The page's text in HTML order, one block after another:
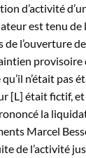
d’activité
est tenu de
de l’ouverture
provisoire
n’était pas
[L] était fictif,
la
Marcel
de l’activité